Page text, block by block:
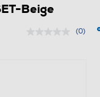
Beige
(0)